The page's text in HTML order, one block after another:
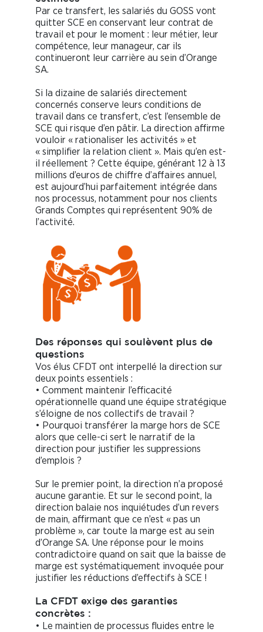
Par ce transfert, les salariés du GOSS vont
quitter SCE en conservant leur contrat de
travail et pour le moment : leur métier, leur
compétence, leur manageur, car ils
continueront leur carrière au sein d’Orange
SA.
Si la dizaine de salariés directement
concernés conserve leurs conditions de
travail dans ce transfert, c’est l’ensemble de
SCE qui risque d’en pâtir. La direction affirme
vouloir « rationaliser les activités » et
« simplifier la relation client ». Mais qu’en est-
il réellement ? Cette équipe, générant 12 à 13
millions d’euros de chiffre d’affaires annuel,
est aujourd’hui parfaitement intégrée dans
nos processus, notamment pour nos clients
Grands Comptes qui représentent 90% de
l’activité.
Des réponses qui soulèvent plus de
questions
Vos élus CFDT ont interpellé la direction sur
deux points essentiels :
• Comment maintenir l’efficacité
opérationnelle quand une équipe stratégique
s’éloigne de nos collectifs de travail ?
• Pourquoi transférer la marge hors de SCE
alors que celle-ci sert le narratif de la
direction pour justifier les suppressions
d’emplois ?
Sur le premier point, la direction n’a proposé
aucune garantie. Et sur le second point, la
direction balaie nos inquiétudes d’un revers
de main, affirmant que ce n’est « pas un
problème », car toute la marge est au sein
d’Orange SA. Une réponse pour le moins
contradictoire quand on sait que la baisse de
marge est systématiquement invoquée pour
justifier les réductions d’effectifs à SCE !
La CFDT exige des garanties
concrètes :
• Le maintien de processus fluides entre le